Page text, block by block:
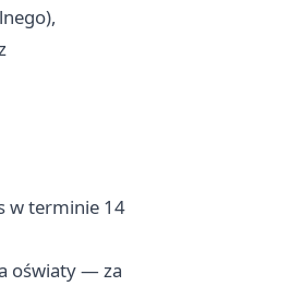
w terminie 14
oświaty — za